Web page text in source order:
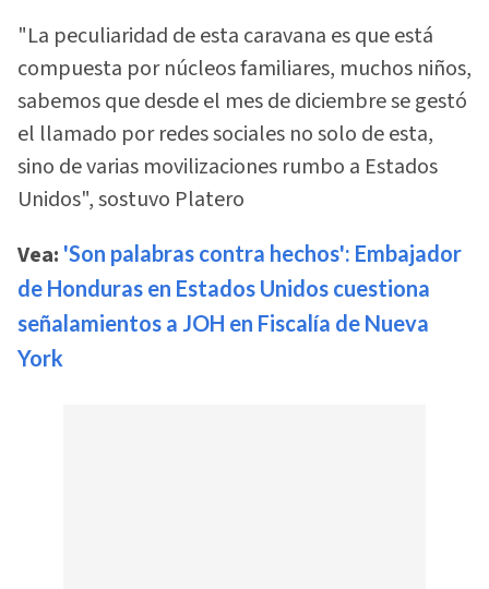
"La peculiaridad de esta caravana es que está
compuesta por núcleos familiares, muchos niños,
sabemos que desde el mes de diciembre se gestó
el llamado por redes sociales no solo de esta,
sino de varias movilizaciones rumbo a Estados
Unidos", sostuvo Platero
Vea: 'Son palabras contra hechos': Embajador
de Honduras en Estados Unidos cuestiona
señalamientos a JOH en Fiscalía de Nueva
York